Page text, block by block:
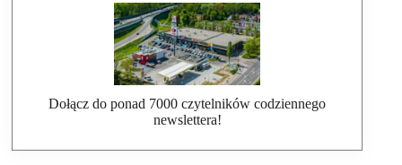
Dołącz do ponad 7000 czytelników codziennego
newslettera!